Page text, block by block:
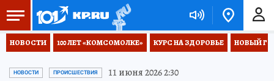
НОВОСТИ 100 ЛЕТ «КОМСОМОЛКЕ» КУРС НА ЗДОРОВЬЕ НОВЫЙ
НОВОСТИ ПРОИСШЕСТВИЯ 11 июня 2026 2:30